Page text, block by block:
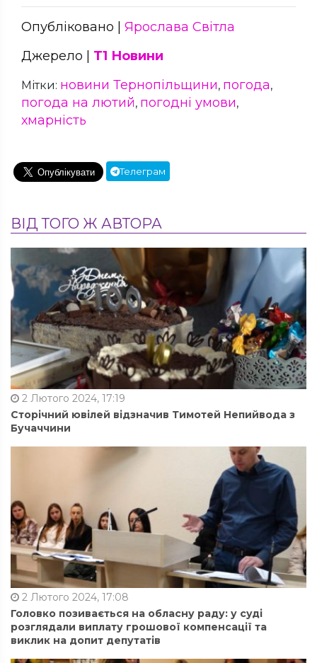
Опубліковано | Ярослава Світла
Джерело | Т1 Новини
Мітки: новини Тернопільщини, погода,
погода на лютий, погодні умови,
хмарність
Телеграм
ВІД ТОГО Ж АВТОРА
2 Лютого 2024, 17:19
Сторічний ювілей відзначив Тимотей Непийвода з
Бучаччини
2 Лютого 2024, 17:08
Головко позивається на обласну раду: у суді
розглядали виплату грошової компенсації та
виклик на допит депутатів